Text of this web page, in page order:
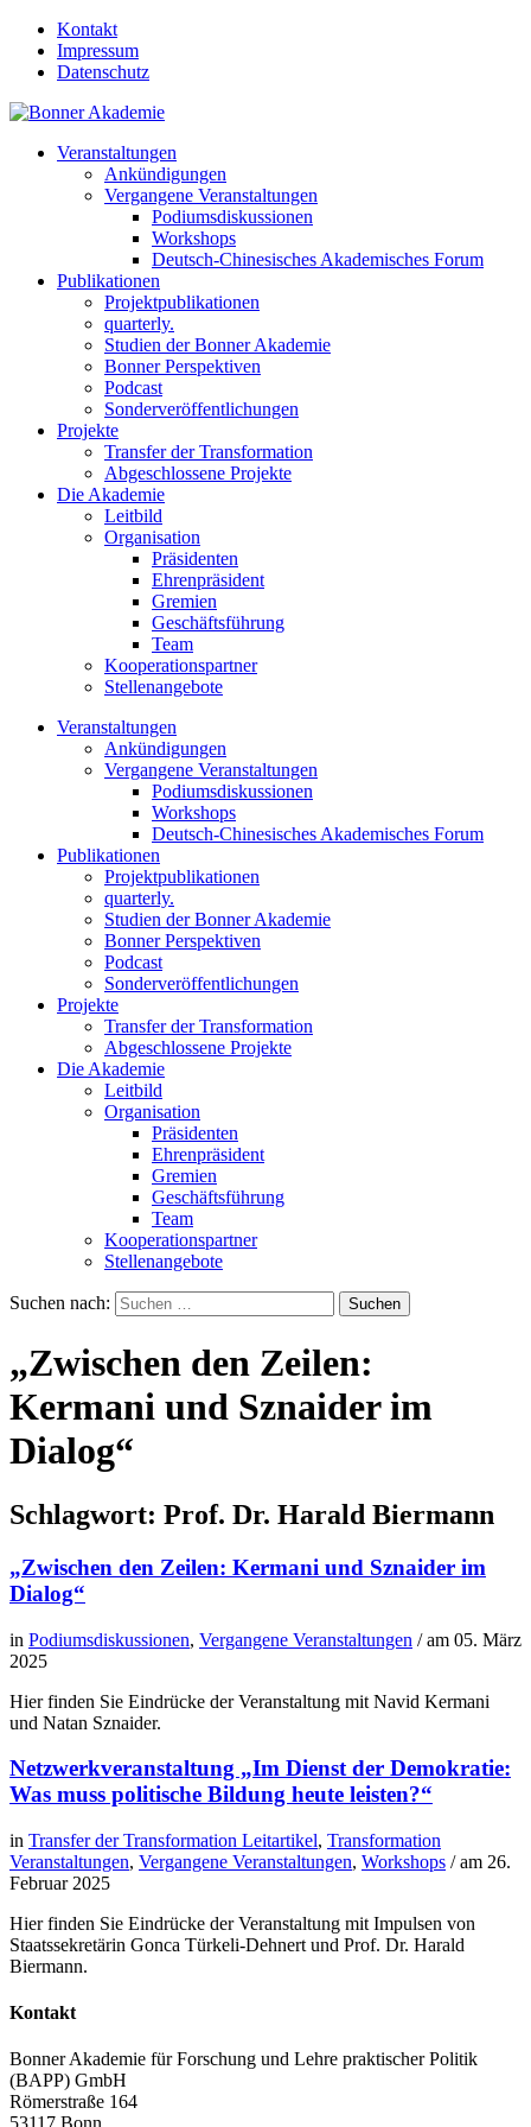
Kontakt
Impressum
Datenschutz
Veranstaltungen
Ankündigungen
Vergangene Veranstaltungen
Podiumsdiskussionen
Workshops
Deutsch-Chinesisches Akademisches Forum
Publikationen
Projektpublikationen
quarterly.
Studien der Bonner Akademie
Bonner Perspektiven
Podcast
Sonderveröffentlichungen
Projekte
Transfer der Transformation
Abgeschlossene Projekte
Die Akademie
Leitbild
Organisation
Präsidenten
Ehrenpräsident
Gremien
Geschäftsführung
Team
Kooperationspartner
Stellenangebote
Veranstaltungen
Ankündigungen
Vergangene Veranstaltungen
Podiumsdiskussionen
Workshops
Deutsch-Chinesisches Akademisches Forum
Publikationen
Projektpublikationen
quarterly.
Studien der Bonner Akademie
Bonner Perspektiven
Podcast
Sonderveröffentlichungen
Projekte
Transfer der Transformation
Abgeschlossene Projekte
Die Akademie
Leitbild
Organisation
Präsidenten
Ehrenpräsident
Gremien
Geschäftsführung
Team
Kooperationspartner
Stellenangebote
Suchen nach:
„Zwischen den Zeilen:
Kermani und Sznaider im
Dialog“
Schlagwort: Prof. Dr. Harald Biermann
„Zwischen den Zeilen: Kermani und Sznaider im
Dialog“
in Podiumsdiskussionen, Vergangene Veranstaltungen / am 05. März
2025
Hier finden Sie Eindrücke der Veranstaltung mit Navid Kermani
und Natan Sznaider.
Netzwerkveranstaltung „Im Dienst der Demokratie:
Was muss politische Bildung heute leisten?“
in Transfer der Transformation Leitartikel, Transformation
Veranstaltungen, Vergangene Veranstaltungen, Workshops / am 26.
Februar 2025
Hier finden Sie Eindrücke der Veranstaltung mit Impulsen von
Staatssekretärin Gonca Türkeli-Dehnert und Prof. Dr. Harald
Biermann.
Kontakt
Bonner Akademie für Forschung und Lehre praktischer Politik
(BAPP) GmbH
Römerstraße 164